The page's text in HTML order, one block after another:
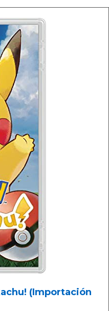
(Importación